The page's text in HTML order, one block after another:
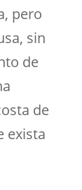
pero
sin
de
de
exista